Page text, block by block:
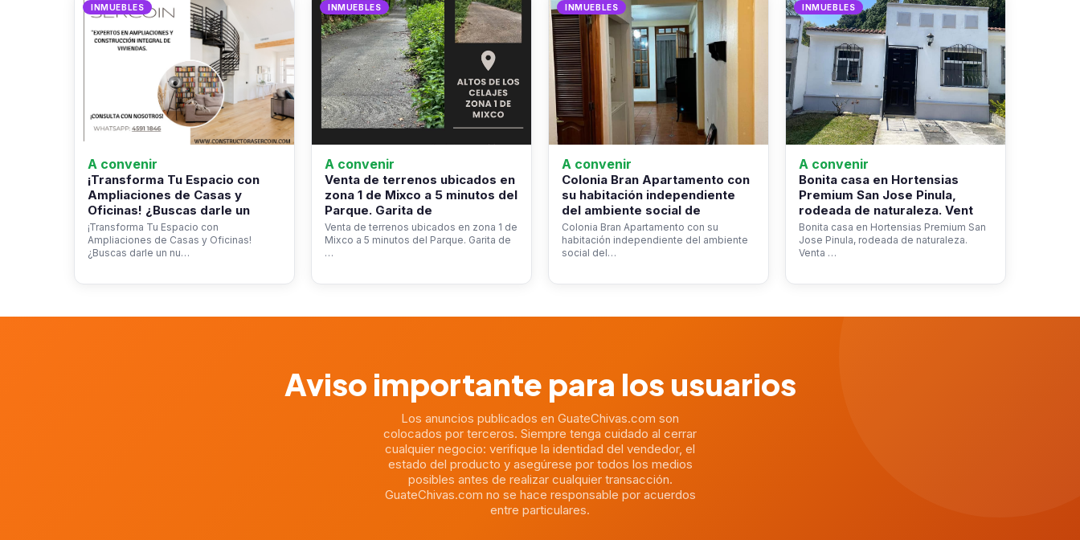
INMUEBLES
A convenir
¡Transforma Tu Espacio con
Ampliaciones de Casas y
Oficinas! ¿Buscas darle un
¡Transforma Tu Espacio con
Ampliaciones de Casas y Oficinas!
¿Buscas darle un nu…
INMUEBLES
A convenir
Venta de terrenos ubicados en
zona 1 de Mixco a 5 minutos del
Parque. Garita de
Venta de terrenos ubicados en zona 1 de
Mixco a 5 minutos del Parque. Garita de
…
INMUEBLES
A convenir
Colonia Bran Apartamento con
su habitación independiente
del ambiente social de
Colonia Bran Apartamento con su
habitación independiente del ambiente
social del…
INMUEBLES
A convenir
Bonita casa en Hortensias
Premium San Jose Pinula,
rodeada de naturaleza. Vent
Bonita casa en Hortensias Premium San
Jose Pinula, rodeada de naturaleza.
Venta …
Aviso importante para los usuarios
Los anuncios publicados en GuateChivas.com son
colocados por terceros. Siempre tenga cuidado al cerrar
cualquier negocio: verifique la identidad del vendedor, el
estado del producto y asegúrese por todos los medios
posibles antes de realizar cualquier transacción.
GuateChivas.com no se hace responsable por acuerdos
entre particulares.